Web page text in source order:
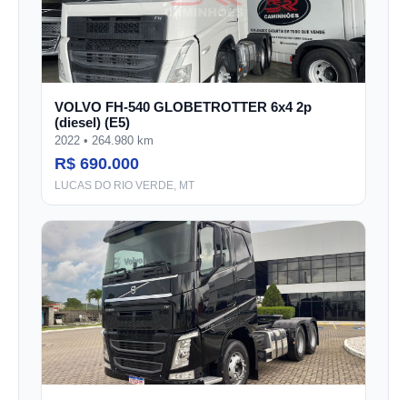
VOLVO FH-540 GLOBETROTTER 6x4 2p
(diesel) (E5)
2022 • 264.980 km
R$ 690.000
LUCAS DO RIO VERDE, MT